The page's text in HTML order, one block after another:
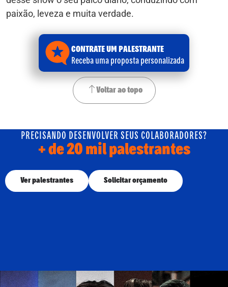
paixão, leveza e muita verdade.
CONTRATE UM PALESTRANTE
Receba uma proposta personalizada
Voltar ao topo
PRECISANDO DESENVOLVER SEUS COLABORADORES?
+ de 20 mil palestrantes
Ver palestrantes Solicitar orçamento